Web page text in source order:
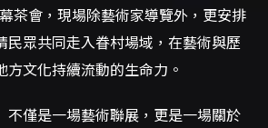
茶會，現場除藝術家導覽外，更安排
民眾共同走入眷村場域，在藝術與歷
方文化持續流動的生命力。
不僅是一場藝術聯展，更是一場關於